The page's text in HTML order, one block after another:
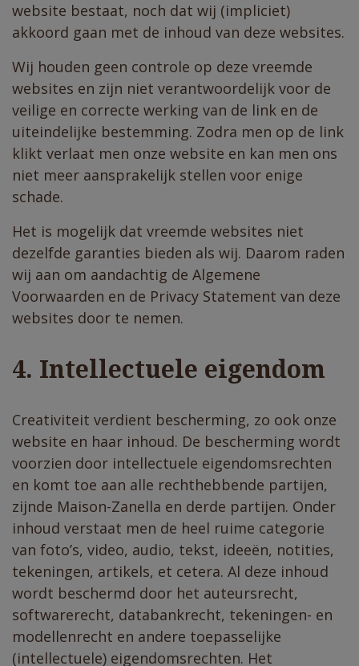
website bestaat, noch dat wij (impliciet)
akkoord gaan met de inhoud van deze websites.
Wij houden geen controle op deze vreemde
websites en zijn niet verantwoordelijk voor de
veilige en correcte werking van de link en de
uiteindelijke bestemming. Zodra men op de link
klikt verlaat men onze website en kan men ons
niet meer aansprakelijk stellen voor enige
schade.
​Het is mogelijk dat vreemde websites niet
dezelfde garanties bieden als wij. Daarom raden
wij aan om aandachtig de Algemene
Voorwaarden en de Privacy Statement van deze
websites door te nemen.
4. Intellectuele eigendom
Creativiteit verdient bescherming, zo ook onze
website en haar inhoud. De bescherming wordt
voorzien door intellectuele eigendomsrechten
en komt toe aan alle rechthebbende partijen,
zijnde Maison-Zanella en derde partijen. Onder
inhoud verstaat men de heel ruime categorie
van foto’s, video, audio, tekst, ideeën, notities,
tekeningen, artikels, et cetera. Al deze inhoud
wordt beschermd door het auteursrecht,
softwarerecht, databankrecht, tekeningen- en
modellenrecht en andere toepasselijke
(intellectuele) eigendomsrechten. Het